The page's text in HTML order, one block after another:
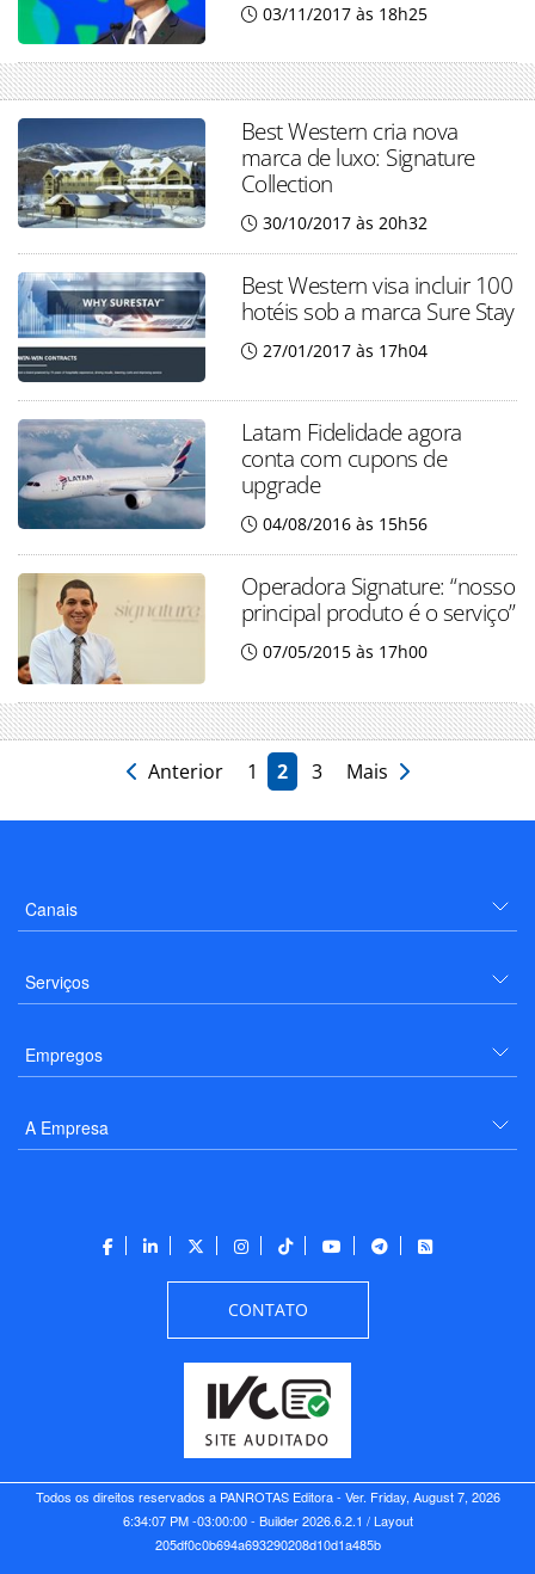
03/11/2017 às 18h25
Best Western cria nova
marca de luxo: Signature
Collection
30/10/2017 às 20h32
Best Western visa incluir 100
hotéis sob a marca Sure Stay
27/01/2017 às 17h04
Latam Fidelidade agora
conta com cupons de
upgrade
04/08/2016 às 15h56
Operadora Signature: “nosso
principal produto é o serviço”
07/05/2015 às 17h00
Anterior 1 2 3 Mais
Canais
Serviços
Empregos
A Empresa
CONTATO
Todos os direitos reservados a PANROTAS Editora - Ver. Friday, August 7, 2026
6:34:07 PM -03:00:00 - Builder 2026.6.2.1 / Layout
205df0c0b694a693290208d10d1a485b